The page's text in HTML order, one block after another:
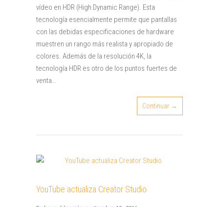
vídeo en HDR (High Dynamic Range). Esta
tecnología esencialmente permite que pantallas
con las debidas especificaciones de hardware
muestren un rango más realista y apropiado de
colores. Además de la resolución 4K, la
tecnología HDR es otro de los puntos fuertes de
venta…
Continuar →
YouTube actualiza Creator Studio